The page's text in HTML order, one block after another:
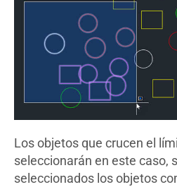
Los objetos que crucen el
seleccionarán en este caso,
seleccionados los objetos